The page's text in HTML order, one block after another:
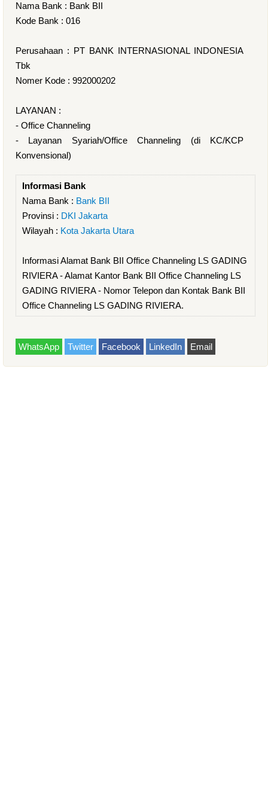
Nama Bank : Bank BII
Kode Bank : 016
Perusahaan : PT BANK INTERNASIONAL INDONESIA
Tbk
Nomer Kode : 992000202
LAYANAN :
- Office Channeling
- Layanan Syariah/Office Channeling (di KC/KCP
Konvensional)
Informasi Bank
Nama Bank : Bank BII
Provinsi : DKI Jakarta
Wilayah : Kota Jakarta Utara
Informasi Alamat Bank BII Office Channeling LS GADING
RIVIERA - Alamat Kantor Bank BII Office Channeling LS
GADING RIVIERA - Nomor Telepon dan Kontak Bank BII
Office Channeling LS GADING RIVIERA.
WhatsApp Twitter Facebook LinkedIn Email